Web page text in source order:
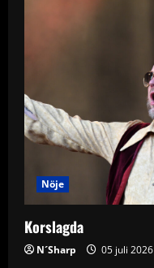
a
t
o
n
Nöje
Korslagda
N´Sharp 05 juli 2026